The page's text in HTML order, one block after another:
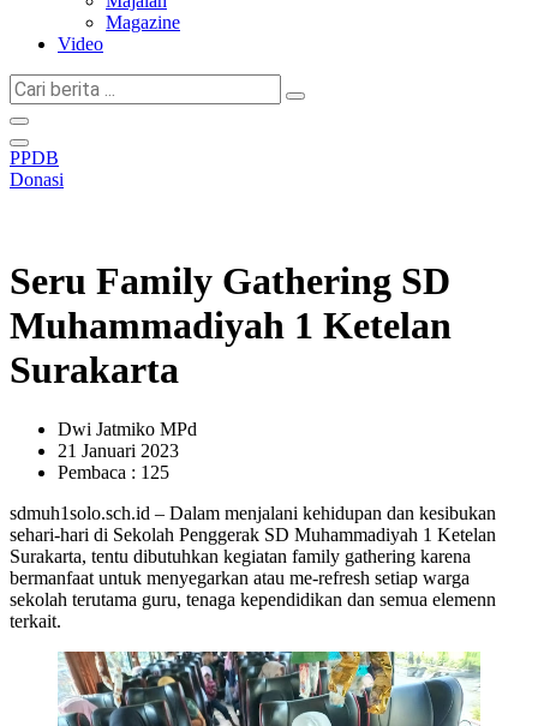
Magazine
Video
Cari
berita
...
PPDB
Donasi
Seru Family Gathering SD
Muhammadiyah 1 Ketelan
Surakarta
Dwi Jatmiko MPd
21 Januari 2023
Pembaca : 125
sdmuh1solo.sch.id – Dalam menjalani kehidupan dan kesibukan
sehari-hari di Sekolah Penggerak SD Muhammadiyah 1 Ketelan
Surakarta, tentu dibutuhkan kegiatan family gathering karena
bermanfaat untuk menyegarkan atau me-refresh setiap warga
sekolah terutama guru, tenaga kependidikan dan semua elemenn
terkait.